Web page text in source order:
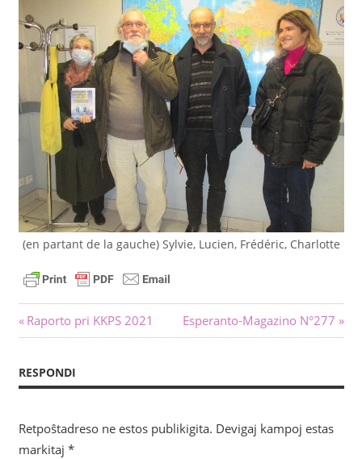
(en partant de la gauche) Sylvie, Lucien, Frédéric, Charlotte
Navigado
afiŝoj
Antaŭa
afiŝo:
Raporto pri KKPS 2021
Sekva
afiŝo:
Esperanto-Magazino N°277
RESPONDI
Retpoŝtadreso ne estos publikigita. Devigaj kampoj estas
markitaj *